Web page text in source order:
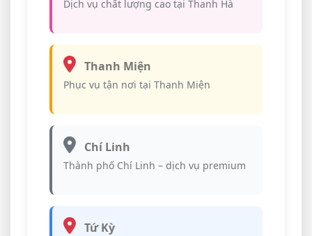
Dịch vụ chất lượng cao tại Thanh Hà
Thanh Miện
Phục vụ tận nơi tại Thanh Miện
Chí Linh
Thành phố Chí Linh – dịch vụ premium
Tứ Kỳ